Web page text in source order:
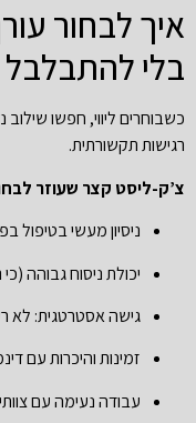
איך לבחור
בלי
כשבוחרים ליווי, חפשו
רגישות תקשורתית.
צ’ק-ליסט קצר שעוזר
ניסיון מעשי בטיפול
יכולת ניסוח גבוהה
גישה אסטרטגית: לא
זמינות והיכרות עם
עבודה נעימה עם